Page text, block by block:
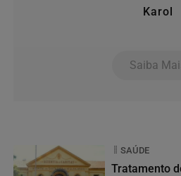
Karol
Saiba
SAÚDE
Tratamento